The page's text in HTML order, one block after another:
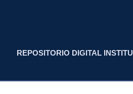
REPOSITORIO DIGITAL